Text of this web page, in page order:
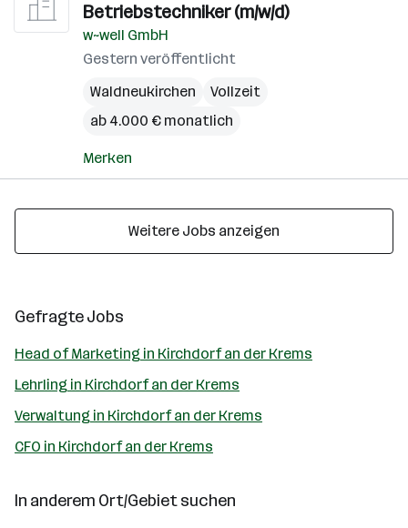
Betriebstechniker (m/w/d)
w~well GmbH
Gestern veröffentlicht
Waldneukirchen
Vollzeit
ab 4.000 € monatlich
Merken
Weitere Jobs anzeigen
Gefragte Jobs
Head of Marketing in Kirchdorf an der Krems
Lehrling in Kirchdorf an der Krems
Verwaltung in Kirchdorf an der Krems
CFO in Kirchdorf an der Krems
In anderem Ort/Gebiet suchen